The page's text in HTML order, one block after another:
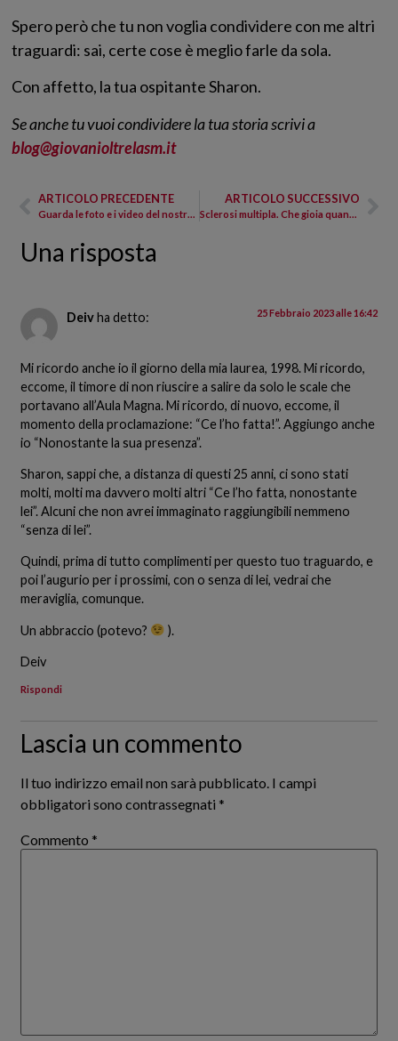
Spero però che tu non voglia condividere con me altri
traguardi: sai, certe cose è meglio farle da sola.
Con affetto, la tua ospitante Sharon.
Se anche tu vuoi condividere la tua storia scrivi a
blog@giovanioltrelasm.it
ARTICOLO PRECEDENTE
Guarda le foto e i video del nostro meeting GiovanioltrelaSM!
ARTICOLO SUCCESSIVO
Sclerosi multipla. Che gioia quando ti dicono: “signorina i suoi esami sono perfetti”.
Una risposta
Deiv ha detto: 25 Febbraio 2023 alle 16:42
Mi ricordo anche io il giorno della mia laurea, 1998. Mi ricordo,
eccome, il timore di non riuscire a salire da solo le scale che
portavano all’Aula Magna. Mi ricordo, di nuovo, eccome, il
momento della proclamazione: “Ce l’ho fatta!”. Aggiungo anche
io “Nonostante la sua presenza”.
Sharon, sappi che, a distanza di questi 25 anni, ci sono stati
molti, molti ma davvero molti altri “Ce l’ho fatta, nonostante
lei”. Alcuni che non avrei immaginato raggiungibili nemmeno
“senza di lei”.
Quindi, prima di tutto complimenti per questo tuo traguardo, e
poi l’augurio per i prossimi, con o senza di lei, vedrai che
meraviglia, comunque.
Un abbraccio (potevo? ).
Deiv
Rispondi
Lascia un commento
Il tuo indirizzo email non sarà pubblicato. I campi
obbligatori sono contrassegnati *
Commento *